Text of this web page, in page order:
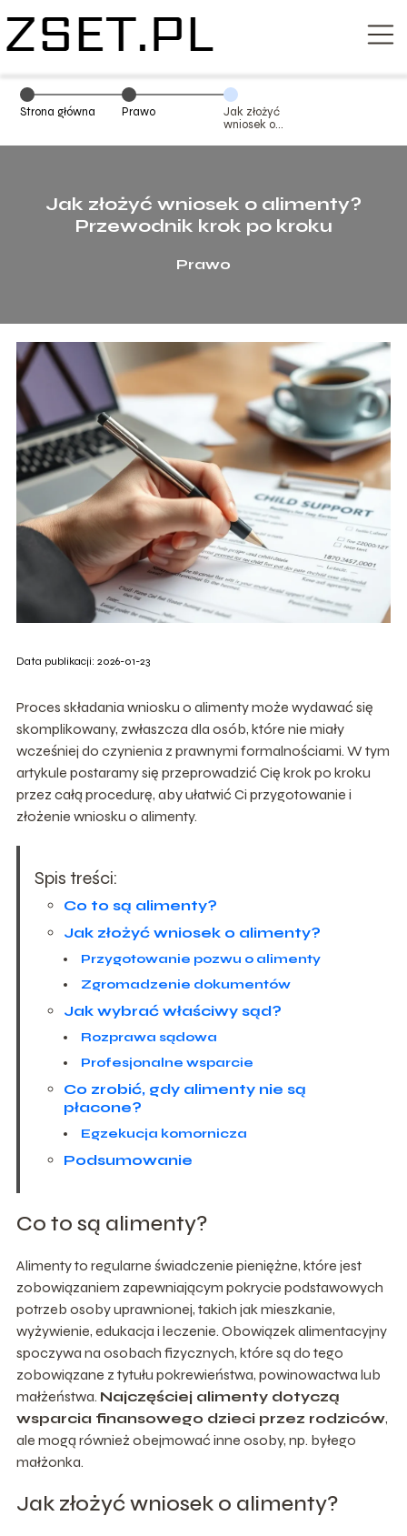
Strona główna Prawo
Jak złożyć
wniosek o
Przewodnik krok
Jak złożyć wniosek o alimenty?
Przewodnik krok po kroku
Prawo
Data publikacji: 2026-01-23
Proces składania wniosku o alimenty może wydawać się
skomplikowany, zwłaszcza dla osób, które nie miały
wcześniej do czynienia z prawnymi formalnościami. W tym
artykule postaramy się przeprowadzić Cię krok po kroku
przez całą procedurę, aby ułatwić Ci przygotowanie i
złożenie wniosku o alimenty.
Spis treści:
Co to są alimenty?
Jak złożyć wniosek o alimenty?
Przygotowanie pozwu o alimenty
Zgromadzenie dokumentów
Jak wybrać właściwy sąd?
Rozprawa sądowa
Profesjonalne wsparcie
Co zrobić, gdy alimenty nie są
płacone?
Egzekucja komornicza
Podsumowanie
Co to są alimenty?
Alimenty to regularne świadczenie pieniężne, które jest
zobowiązaniem zapewniającym pokrycie podstawowych
potrzeb osoby uprawnionej, takich jak mieszkanie,
wyżywienie, edukacja i leczenie. Obowiązek alimentacyjny
spoczywa na osobach fizycznych, które są do tego
zobowiązane z tytułu pokrewieństwa, powinowactwa lub
małżeństwa. Najczęściej alimenty dotyczą
wsparcia finansowego dzieci przez rodziców,
ale mogą również obejmować inne osoby, np. byłego
małżonka.
Jak złożyć wniosek o alimenty?